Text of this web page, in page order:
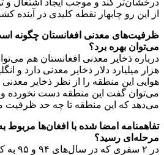
درخشان‌تر کند و موجب ایجاد اشتغال و
از این رو چابهار نقطه کلیدی در آینده
ظرفیت‌های معدنی افغانستان چگونه
می‌توان بهره برد؟
درباره ذخایر معدنی افغانستان هم
هزار میلیارد دلار ذخایر معدنی دارد و
هوایی‌ این منطقه را از نظر ذخایر
می‌توان گفت این منطقه دست نخورده و
می‌دهد که این منطقه تا چه حد ظرفیت
تفاهمنامه‌ امضا شده با افغان‌ها مربوط
مرحله‌ای رسید؟
در ۲